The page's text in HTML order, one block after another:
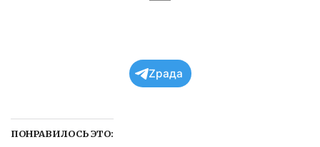
Zрада
ПОНРАВИЛОСЬ ЭТО: